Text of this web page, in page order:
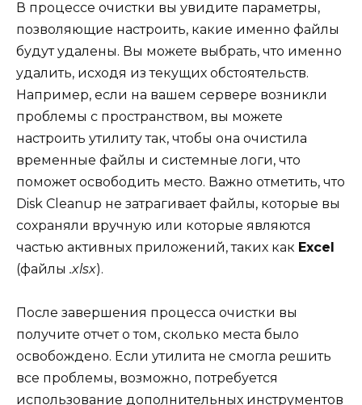
В процессе очистки вы увидите параметры,
позволяющие настроить, какие именно файлы
будут удалены. Вы можете выбрать, что именно
удалить, исходя из текущих обстоятельств.
Например, если на вашем сервере возникли
проблемы с пространством, вы можете
настроить утилиту так, чтобы она очистила
временные файлы и системные логи, что
поможет освободить место. Важно отметить, что
Disk Cleanup не затрагивает файлы, которые вы
сохраняли вручную или которые являются
частью активных приложений, таких как Excel
(файлы .xlsx).
После завершения процесса очистки вы
получите отчет о том, сколько места было
освобождено. Если утилита не смогла решить
все проблемы, возможно, потребуется
использование дополнительных инструментов